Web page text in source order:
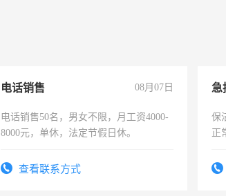
电话销售 08月07日
电话销售50名，男女不限，月工资4000-
8000元，单休，法定节假日休。
查看联系方式
保
正
录